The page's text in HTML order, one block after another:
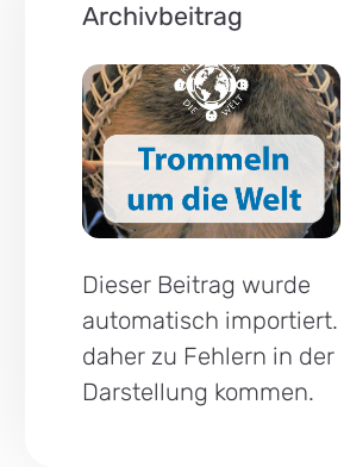
Archivbeitrag
Dieser Beitrag wurde
automatisch importiert.
daher zu Fehlern in der
Darstellung kommen.